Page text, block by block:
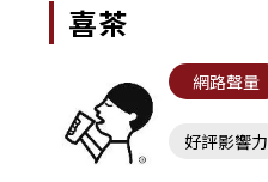
喜茶
網路聲量
好評影響力